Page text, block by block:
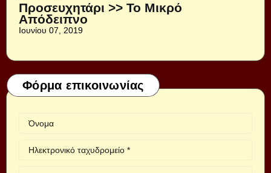
Προσευχητάρι >> Το Μικρό
Απόδειπνο
Ιουνίου 07, 2019
Φόρμα επικοινωνίας